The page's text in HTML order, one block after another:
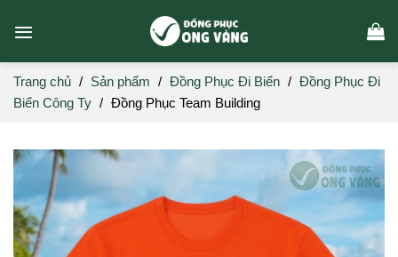
Trang chủ / Sản phẩm / Đồng Phục Đi Biển / Đồng Phục Đi
Biển Công Ty / Đồng Phục Team Building